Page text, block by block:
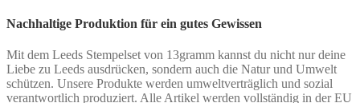
Nachhaltige Produktion für ein gutes Gewissen
Mit dem Leeds Stempelset von 13gramm kannst du nicht nur deine
Liebe zu Leeds ausdrücken, sondern auch die Natur und Umwelt
schützen. Unsere Produkte werden umweltverträglich und sozial
verantwortlich produziert. Alle Artikel werden vollständig in der EU